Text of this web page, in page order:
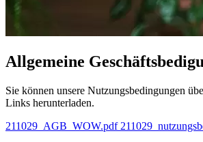
Allgemeine
Sie können unsere Nutzungsbedingungen
Links herunterladen.
211029_AGB_WOW.pdf